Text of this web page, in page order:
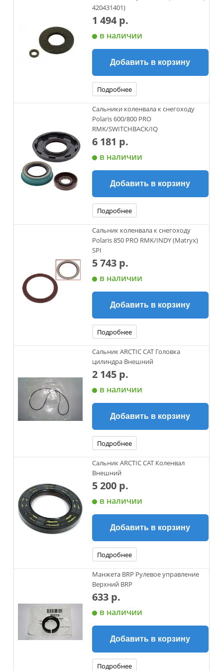
420431401)
1 494 р.
в наличии
Добавить в корзину
Подробнее
Сальники коленвала к снегоходу
Polaris 600/800 PRO
RMK/SWITCHBACK/IQ
6 181 р.
в наличии
Добавить в корзину
Подробнее
Сальник коленвала к снегоходу
Polaris 850 PRO RMK/INDY (Matryx)
SPI
5 743 р.
в наличии
Добавить в корзину
Подробнее
Сальник ARCTIC CAT Головка
цилиндра Внешний
2 145 р.
в наличии
Добавить в корзину
Подробнее
Сальник ARCTIC CAT Коленвал
Внешний
5 200 р.
в наличии
Добавить в корзину
Подробнее
Манжета BRP Рулевое управление
Верхний BRP
633 р.
в наличии
Добавить в корзину
Подробнее